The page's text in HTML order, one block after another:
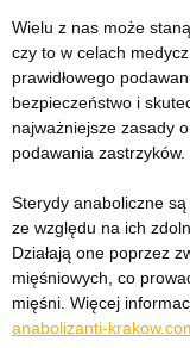
Wielu z nas może
czy to w celach
prawidłowego
bezpieczeństwo i
najważniejsze zasady
podawania zastrzyków.
Sterydy anaboliczne
ze względu na ich
Działają one poprzez
mięśniowych, co
mięśni. Więcej
anabolizanti-